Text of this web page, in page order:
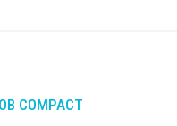
COMPACT